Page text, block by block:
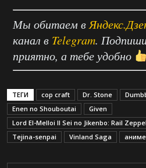
Мы обитаем в
канал в Telegram.
приятно, а тебе удобно
ТЕГИ cop craft Dr. Stone
Enen no Shouboutai
Given
Lord El-Melloi II Sei no Jikenbo: Rail
Tejina-senpai
Vinland Saga аниме